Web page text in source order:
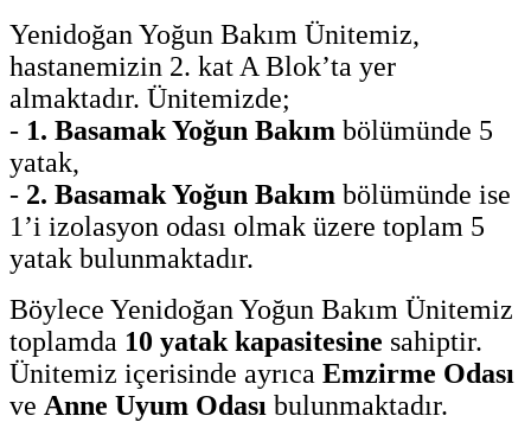
Yenidoğan Yoğun Bakım Ünitemiz,
hastanemizin 2. kat A Blok’ta yer
almaktadır. Ünitemizde;
- 1. Basamak Yoğun Bakım bölümünde 5
yatak,
- 2. Basamak Yoğun Bakım bölümünde ise
1’i izolasyon odası olmak üzere toplam 5
yatak bulunmaktadır.
Böylece Yenidoğan Yoğun Bakım Ünitemiz
toplamda 10 yatak kapasitesine sahiptir.
Ünitemiz içerisinde ayrıca Emzirme Odası
ve Anne Uyum Odası bulunmaktadır.